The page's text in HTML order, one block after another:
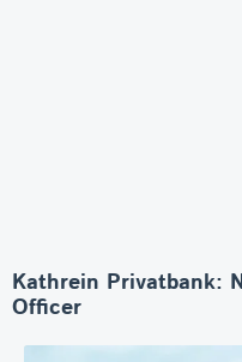
Kathrein Privatbank:
Officer